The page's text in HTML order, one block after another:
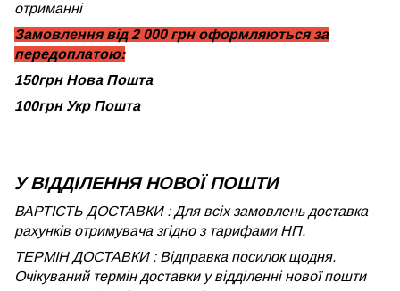
отриманні
Замовлення від 2 000 грн оформляються за
передоплатою:
150грн Нова Пошта
100грн Укр Пошта
У ВІДДІЛЕННЯ НОВОЇ ПОШТИ
ВАРТІСТЬ ДОСТАВКИ : Для всіх замовлень доставка
рахунків отримувача згідно з тарифами НП.
ТЕРМІН ДОСТАВКИ : Відправка посилок щодня.
Очікуваний термін доставки у відділенні нової пошти